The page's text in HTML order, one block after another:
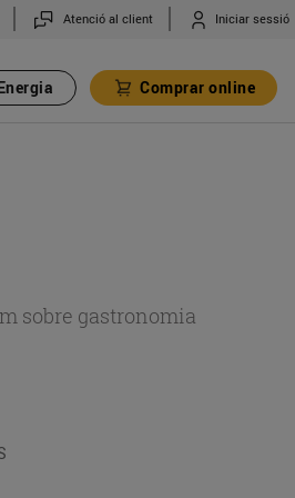
Atenció al client Iniciar sessió
Comprar online
sobre gastronomia